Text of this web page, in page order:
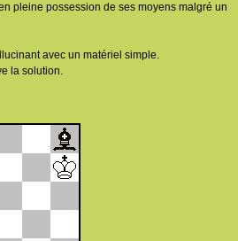
pleine possession de ses moyens malgré un
avec un matériel simple.
la solution.